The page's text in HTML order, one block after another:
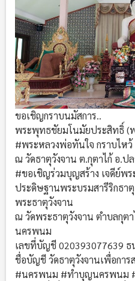
ขอเชิญกราบนมัสการ..
พระพุทธชัยมโนมัยประสิทธิ์ (
#พระหลวงพ่อทันใจ กราบไห
ณ วัดธาตุวังจาน ต.กุตาไก้ อ.ป
#ขอเชิญร่วมบุญสร้าง เจดีย์พ
ประดิษฐานพระบรมสารีริกธาตุ
พระธาตุวังจาน
ณ วัดพระธาตุวังจาน ตำบลกุต
นครพนม
เลขที่บัญชี 020393077639 ธ
ชื่อบัญชี วัดธาตุวังจานเพื่อการ
#นครพนม #ทำบุญนครพนม